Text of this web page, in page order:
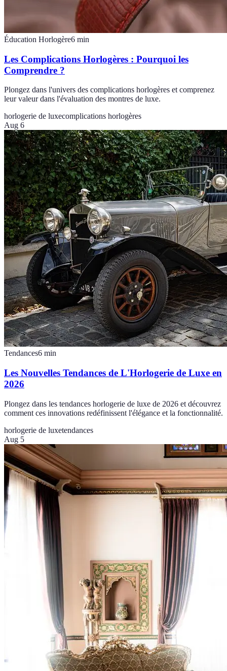
Éducation Horlogère6 min
Les Complications Horlogères : Pourquoi les
Comprendre ?
Plongez dans l'univers des complications horlogères et comprenez
leur valeur dans l'évaluation des montres de luxe.
horlogerie de luxecomplications horlogères
Aug 6
Tendances6 min
Les Nouvelles Tendances de L'Horlogerie de Luxe en
2026
Plongez dans les tendances horlogerie de luxe de 2026 et découvrez
comment ces innovations redéfinissent l'élégance et la fonctionnalité.
horlogerie de luxetendances
Aug 5